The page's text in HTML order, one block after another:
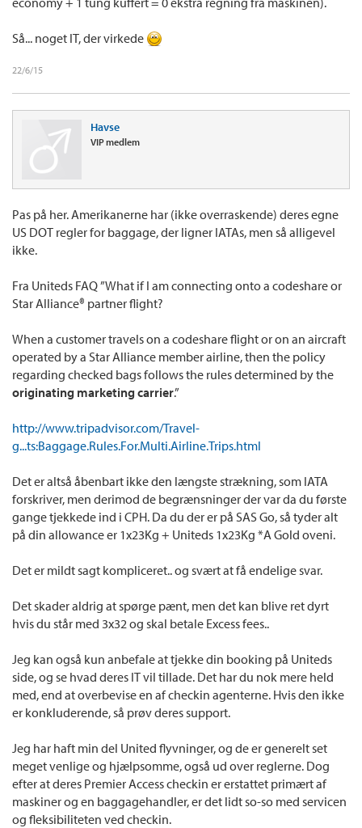
Så... noget IT, der virkede
22/6/15
Havse
VIP medlem
Pas på her. Amerikanerne har (ikke overraskende) deres egne
US DOT regler for baggage, der ligner IATAs, men så alligevel
ikke.
Fra Uniteds FAQ ”What if I am connecting onto a codeshare or
Star Alliance® partner flight?
When a customer travels on a codeshare flight or on an aircraft
operated by a Star Alliance member airline, then the policy
regarding checked bags follows the rules determined by the
originating marketing carrier.”
http://www.tripadvisor.com/Travel-
g...ts:Baggage.Rules.For.Multi.Airline.Trips.html
Det er altså åbenbart ikke den længste strækning, som IATA
forskriver, men derimod de begrænsninger der var da du første
gange tjekkede ind i CPH. Da du der er på SAS Go, så tyder alt
på din allowance er 1x23Kg + Uniteds 1x23Kg *A Gold oveni.
Det er mildt sagt kompliceret.. og svært at få endelige svar.
Det skader aldrig at spørge pænt, men det kan blive ret dyrt
hvis du står med 3x32 og skal betale Excess fees..
Jeg kan også kun anbefale at tjekke din booking på Uniteds
side, og se hvad deres IT vil tillade. Det har du nok mere held
med, end at overbevise en af checkin agenterne. Hvis den ikke
er konkluderende, så prøv deres support.
Jeg har haft min del United flyvninger, og de er generelt set
meget venlige og hjælpsomme, også ud over reglerne. Dog
efter at deres Premier Access checkin er erstattet primært af
maskiner og en baggagehandler, er det lidt so-so med servicen
og fleksibiliteten ved checkin.